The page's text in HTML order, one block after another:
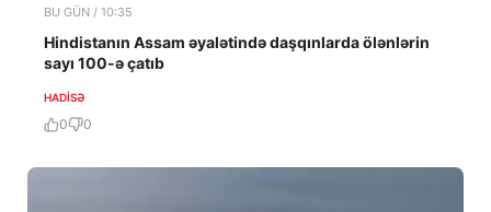
BU GÜN / 10:35
Hindistanın Assam əyalətində daşqınlarda ölənlərin
sayı 100-ə çatıb
HADISƏ
0 0